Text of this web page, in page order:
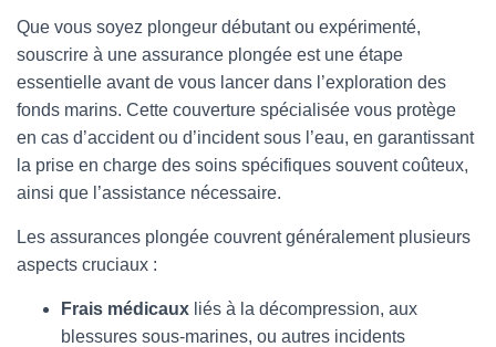
G
A
O
Que vous soyez plongeur débutant ou expérimenté,
souscrire à une assurance plongée est une étape
essentielle avant de vous lancer dans l’exploration des
fonds marins. Cette couverture spécialisée vous protège
en cas d’accident ou d’incident sous l’eau, en garantissant
la prise en charge des soins spécifiques souvent coûteux,
ainsi que l’assistance nécessaire.
Les assurances plongée couvrent généralement plusieurs
aspects cruciaux :
Frais médicaux liés à la décompression, aux
blessures sous-marines, ou autres incidents